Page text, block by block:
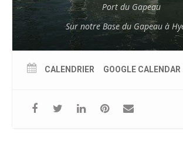
Port du Gapeau
Sur notre Base du Gapeau à
CALENDRIER GOOGLE CALENDAR